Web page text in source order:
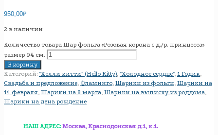
950,00₽
2 в наличии
Количество товара Шар фольга «Розовая корона с д./р. принцесса»
размер 94 см.
В корзину
Категорий: "Хелли китти" (Hello Kitty), "Холодное сердце", 1 Годик,
Свадьба и предложение, Фламинго, Шарики из фольги, Шарики на
14 февраля, Шарики на 8 марта, Шарики на выписку из роддома,
Шарики на день рождение
НАШ АДРЕС: Москва, Краснодонская д.1, к.1.